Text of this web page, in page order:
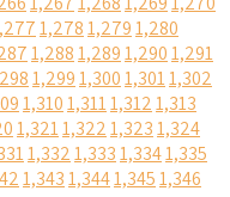
1,2781,2791,280
1,2881,2891,2901,291
1,2991,3001,3011,302
1,3101,3111,3121,313
1,3211,3221,3231,324
1,3321,3331,3341,335
1,3431,3441,3451,346